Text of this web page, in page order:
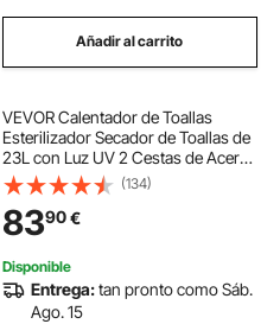
Añadir al carrito
VEVOR Calentador de Toallas
Esterilizador Secador de Toallas de
23L con Luz UV 2 Cestas de Acero
Inoxidable Calentamiento Rápido
Adecuado para Máximo de 54
Toallas Spa Salón de Belleza para
Baño Hotel
(134)
8390€
Disponible
Entrega:tan pronto como Sáb.
Ago. 15